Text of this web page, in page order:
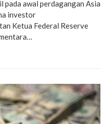
pada awal perdagangan Asia
investor
Ketua Federal Reserve